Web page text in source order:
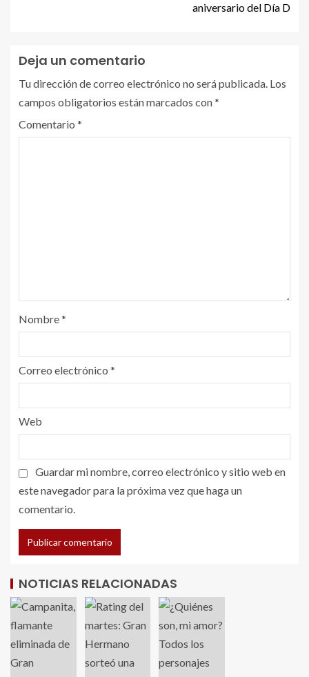
aniversario del Día D
Deja un comentario
Tu dirección de correo electrónico no será publicada. Los
campos obligatorios están marcados con*
Comentario *
Nombre*
Correo electrónico *
Web
Guardar mi nombre, correo electrónico y sitio web en
este navegador para la próxima vez que haga un
comentario.
NOTICIAS RELACIONADAS